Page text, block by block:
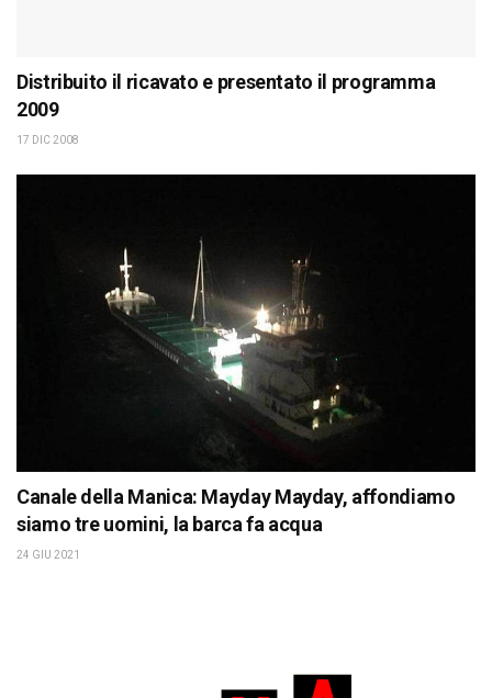
Distribuito il ricavato e presentato il programma
2009
17 DIC 2008
Canale della Manica: Mayday Mayday, affondiamo
siamo tre uomini, la barca fa acqua
24 GIU 2021